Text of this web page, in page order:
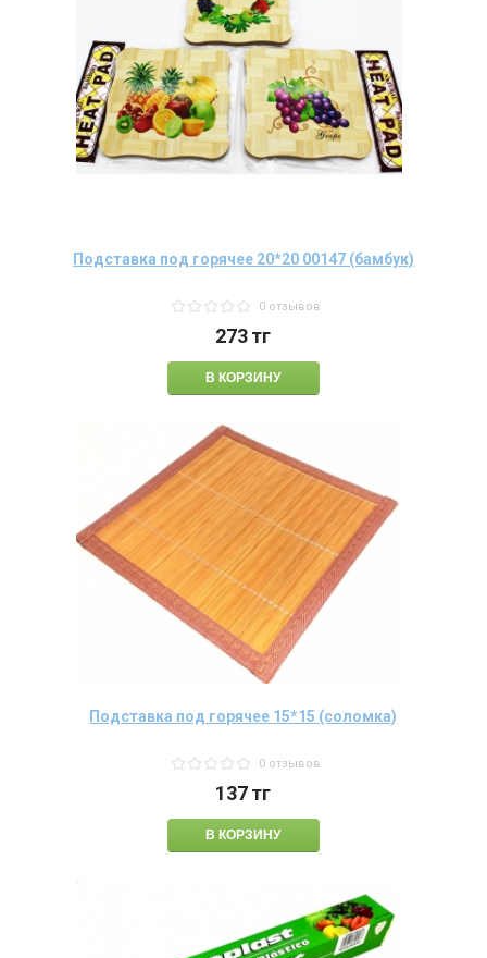
Подставка под горячее 20*20 00147 (бамбук)
0 отзывов
273тг
Подставка под горячее 15*15 (соломка)
0 отзывов
137тг